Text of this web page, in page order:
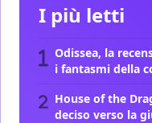
I più letti
Odissea, la
i fantasmi della
House of the
deciso verso la